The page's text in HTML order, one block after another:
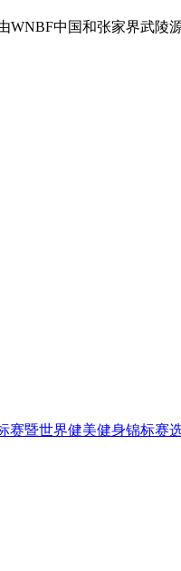
WNBF中国和张家界武
暨世界健美健身锦标赛